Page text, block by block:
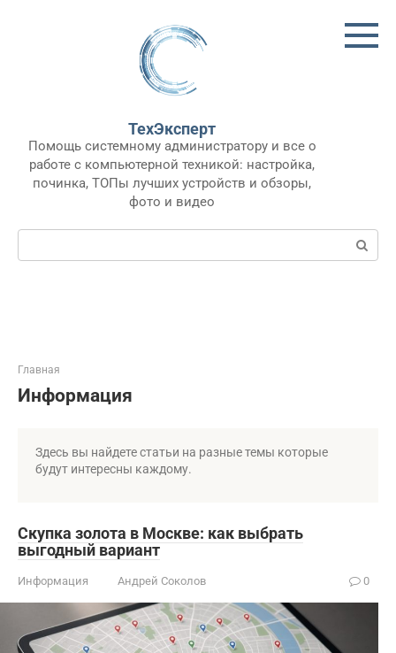
ТехЭксперт
Помощь системному администратору и все о
работе с компьютерной техникой: настройка,
починка, ТОПы лучших устройств и обзоры,
фото и видео
Поиск:
Главная
Информация
Здесь вы найдете статьи на разные темы которые
будут интересны каждому.
Скупка золота в Москве: как выбрать
выгодный вариант
Информация Андрей Соколов 0